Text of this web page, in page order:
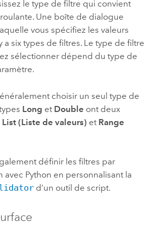
le type de filtre qui convient
Une boîte de dialogue
vous spécifiez les valeurs
a six types de filtres. Le type de filtre
sélectionner dépend du type de
choisir un seul type de
Long et Double ont deux
List (Liste de valeurs) et Range
définir les filtres par
avec Python en personnalisant la
d’un outil de script.